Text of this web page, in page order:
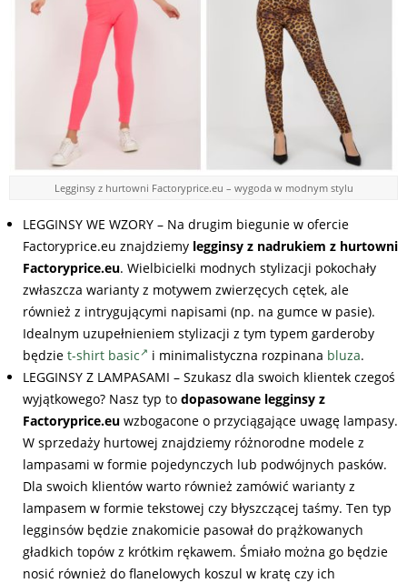
Legginsy z hurtowni Factoryprice.eu – wygoda w modnym stylu
LEGGINSY WE WZORY – Na drugim biegunie w ofercie
Factoryprice.eu znajdziemy legginsy z nadrukiem z hurtowni
Factoryprice.eu. Wielbicielki modnych stylizacji pokochały
zwłaszcza warianty z motywem zwierzęcych cętek, ale
również z intrygującymi napisami (np. na gumce w pasie).
Idealnym uzupełnieniem stylizacji z tym typem garderoby
będzie t-shirt basic i minimalistyczna rozpinana bluza.
LEGGINSY Z LAMPASAMI – Szukasz dla swoich klientek czegoś
wyjątkowego? Nasz typ to dopasowane legginsy z
Factoryprice.eu wzbogacone o przyciągające uwagę lampasy.
W sprzedaży hurtowej znajdziemy różnorodne modele z
lampasami w formie pojedynczych lub podwójnych pasków.
Dla swoich klientów warto również zamówić warianty z
lampasem w formie tekstowej czy błyszczącej taśmy. Ten typ
legginsów będzie znakomicie pasował do prążkowanych
gładkich topów z krótkim rękawem. Śmiało można go będzie
nosić również do flanelowych koszul w kratę czy ich